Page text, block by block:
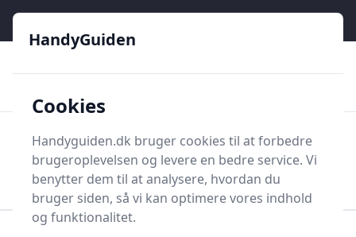
HandyGuiden
Søg nu
Søg nu
HandyGuiden
Cookies
Handyguiden.dk bruger cookies til at forbedre
brugeroplevelsen og levere en bedre service. Vi
benytter dem til at analysere, hvordan du
bruger siden, så vi kan optimere vores indhold
og funktionalitet.